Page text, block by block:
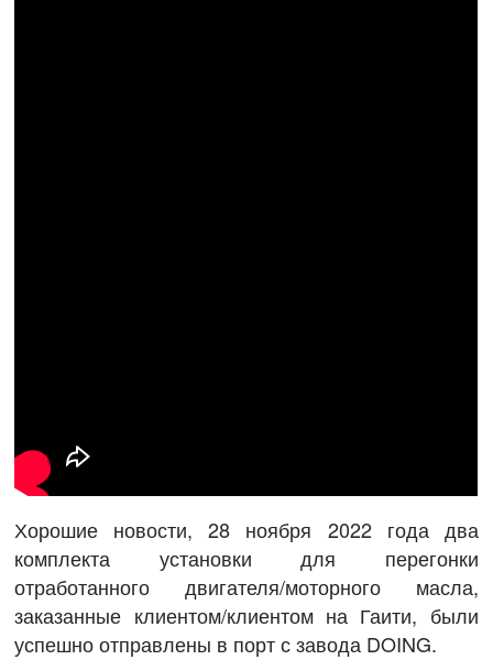
Хорошие новости, 28 ноября 2022 года два
комплекта установки для перегонки
отработанного двигателя/моторного масла,
заказанные клиентом/клиентом на Гаити, были
успешно отправлены в порт с завода DOING.